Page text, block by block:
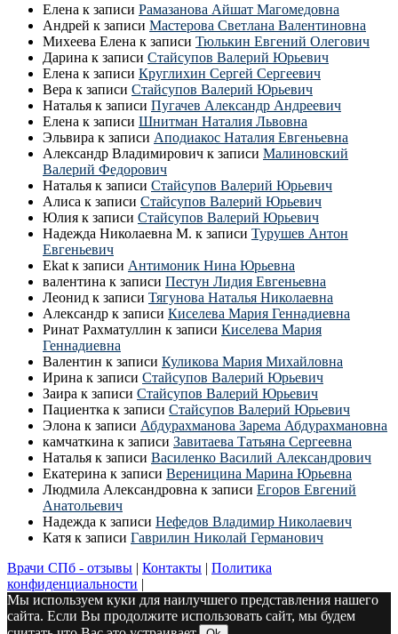
Елена к записи Рамазанова Айшат Магомедовна
Андрей к записи Мастерова Светлана Валентиновна
Михеева Елена к записи Тюлькин Евгений Олегович
Дарина к записи Стайсупов Валерий Юрьевич
Елена к записи Круглихин Сергей Сергеевич
Вера к записи Стайсупов Валерий Юрьевич
Наталья к записи Пугачев Александр Андреевич
Елена к записи Шнитман Наталия Львовна
Эльвира к записи Аподиакос Наталия Евгеньевна
Александр Владимирович к записи Малиновский
Валерий Федорович
Наталья к записи Стайсупов Валерий Юрьевич
Алиса к записи Стайсупов Валерий Юрьевич
Юлия к записи Стайсупов Валерий Юрьевич
Надежда Николаевна М. к записи Турушев Антон
Евгеньевич
Ekat к записи Антимоник Нина Юрьевна
валентина к записи Пестун Лидия Евгеньевна
Леонид к записи Тягунова Наталья Николаевна
Александр к записи Киселева Мария Геннадиевна
Ринат Рахматуллин к записи Киселева Мария
Геннадиевна
Валентин к записи Куликова Мария Михайловна
Ирина к записи Стайсупов Валерий Юрьевич
Заира к записи Стайсупов Валерий Юрьевич
Пациентка к записи Стайсупов Валерий Юрьевич
Элона к записи Абдурахманова Зарема Абдурахмановна
камчаткина к записи Завитаева Татьяна Сергеевна
Наталья к записи Василенко Василий Александрович
Екатерина к записи Вереницина Марина Юрьевна
Людмила Александровна к записи Егоров Евгений
Анатольевич
Надежда к записи Нефедов Владимир Николаевич
Катя к записи Гаврилин Николай Германович
Врачи СПб - отзывы | Контакты | Политика
конфиденциальности |
Мы используем куки для наилучшего представления нашего
сайта. Если Вы продолжите использовать сайт, мы будем